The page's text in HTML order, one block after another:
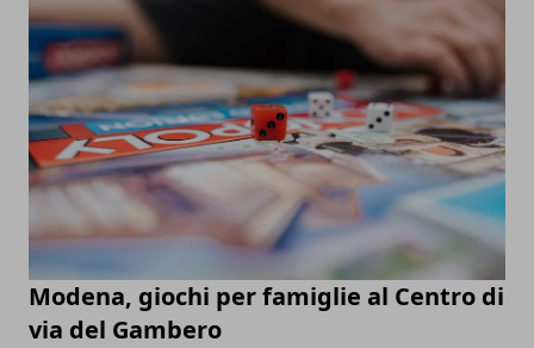
Modena, giochi per famiglie al Centro di
via del Gambero